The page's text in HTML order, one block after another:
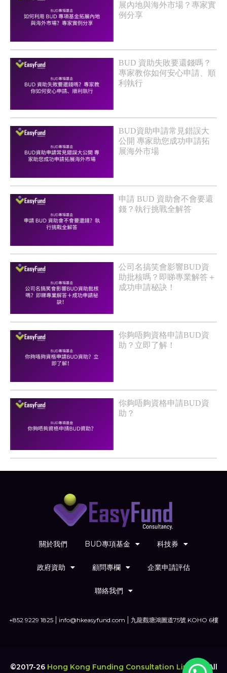
展內地與海外市場？專家實
例分享
BUD 資助失敗要還錢嗎？
專家教你如何安心申請、順
利執行
BUD資助申請常見錯誤大
公開 專家助您成功申請拓
展海外市場
申請 BUD 資助會不會要還
錢？執行挑戰全解答
公司名搞笑會影響BUD資
助批核嗎？即睇專業解答＋
成功申請秘訣！
你夠唔夠資格申請BUD資
助？立即了解！
你夠唔夠資格申請BUD資
助？
關於我們 BUD專項基金 科技券
政府資助 顧問專欄 企業申請評估
聯絡我們
+852 9229 1825 info@hkeasyfund.com 九龍觀塘鴻圖道75號 KOHO 6樓
©2017-26 Hong Kong Funding Consultation Limited.All